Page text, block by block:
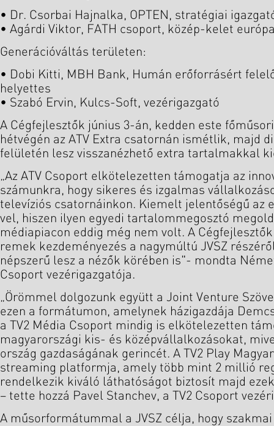
• Dr. Csorbai Hajnalka, OPTEN, stratégiai
• Agárdi Viktor, FATH csoport, közép-kelet
Generációváltás területen:
• Dobi Kitti, MBH Bank, Humán erőforrásért
helyettes
• Szabó Ervin, Kulcs-Soft, vezérigazgató
A Cégfejlesztők június 3-án, kedden este
hétvégén az ATV Extra csatornán ismétlik, majd
felületén lesz visszanézhető extra tartalmakkal
„Az ATV Csoport elkötelezetten támogatja az
számunkra, hogy sikeres és izgalmas
televíziós csatornáinkon. Kiemelt jelentőségű az
vel, hiszen ilyen egyedi tartalommegosztó
médiapiacon eddig még nem volt. A
remek kezdeményezés a nagymúltú JVSZ
népszerű lesz a nézők körében is"- mondta
Csoport vezérigazgatója.
„Örömmel dolgozunk együtt a Joint Venture
ezen a formátumon, amelynek házigazdája
a TV2 Média Csoport mindig is elkötelezetten
magyarországi kis- és középvállalkozásokat,
ország gazdaságának gerincét. A TV2 Play
streaming platformja, amely több mint 2 millió
rendelkezik kiváló láthatóságot biztosít majd
– tette hozzá Pavel Stanchev, a TV2 Csoport
A műsorformátummal a JVSZ célja, hogy